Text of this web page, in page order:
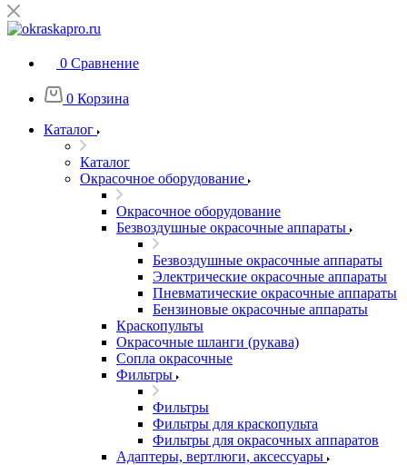
0 Сравнение
0 Корзина
Каталог
Каталог
Окрасочное оборудование
Окрасочное оборудование
Безвоздушные окрасочные аппараты
Безвоздушные окрасочные аппараты
Электрические окрасочные аппараты
Пневматические окрасочные аппараты
Бензиновые окрасочные аппараты
Краскопульты
Окрасочные шланги (рукава)
Сопла окрасочные
Фильтры
Фильтры
Фильтры для краскопульта
Фильтры для окрасочных аппаратов
Адаптеры, вертлюги, аксессуары